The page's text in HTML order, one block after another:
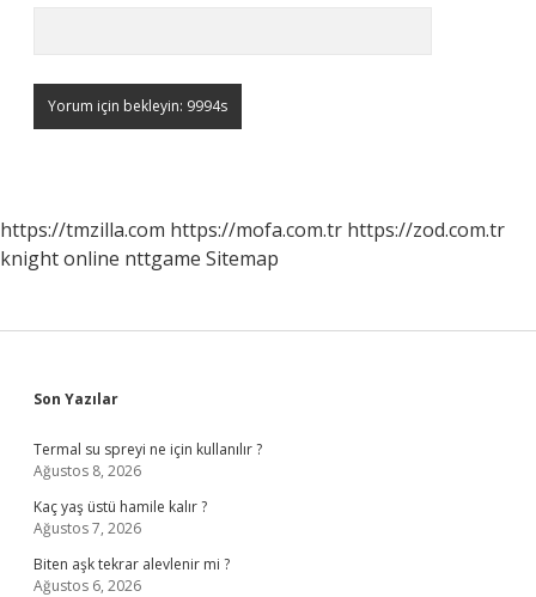
https://tmzilla.com https://mofa.com.tr https://zod.com.tr
knight online nttgame Sitemap
Sidebar
Son Yazılar
Termal su spreyi ne için kullanılır ?
Ağustos 8, 2026
Kaç yaş üstü hamile kalır ?
Ağustos 7, 2026
Biten aşk tekrar alevlenir mi ?
Ağustos 6, 2026